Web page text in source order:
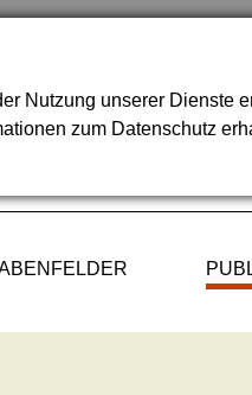
Nutzung unserer Dienste
zum Datenschutz